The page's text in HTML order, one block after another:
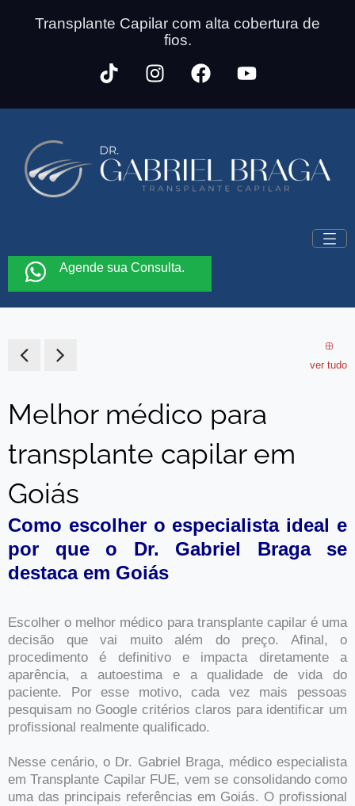
Transplante Capilar com alta cobertura de
fios.
Agende sua Consulta.
ver tudo
Melhor médico para
transplante capilar em
Goiás
Como escolher o especialista ideal e
por que o Dr. Gabriel Braga se
destaca em Goiás
Escolher o melhor médico para transplante capilar é uma
decisão que vai muito além do preço. Afinal, o
procedimento é definitivo e impacta diretamente a
aparência, a autoestima e a qualidade de vida do
paciente. Por esse motivo, cada vez mais pessoas
pesquisam no Google critérios claros para identificar um
profissional realmente qualificado.
Nesse cenário, o Dr. Gabriel Braga, médico especialista
em Transplante Capilar FUE, vem se consolidando como
uma das principais referências em Goiás. O profissional